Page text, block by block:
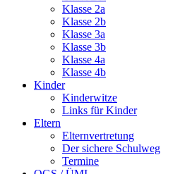
Klasse 2a
Klasse 2b
Klasse 3a
Klasse 3b
Klasse 4a
Klasse 4b
Kinder
Kinderwitze
Links für Kinder
Eltern
Elternvertretung
Der sichere Schulweg
Termine